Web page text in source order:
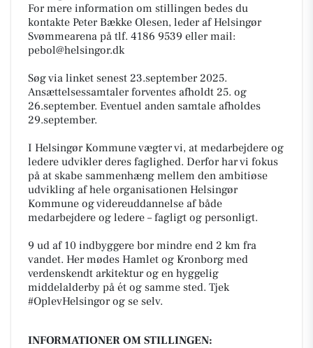
For mere information om stillingen bedes du
kontakte Peter Bække Olesen, leder af Helsingør
Svømmearena på tlf. 4186 9539 eller mail:
pebol@helsingor.dk
Søg via linket senest 23.september 2025.
Ansættelsessamtaler forventes afholdt 25. og
26.september. Eventuel anden samtale afholdes
29.september.
I Helsingør Kommune vægter vi, at medarbejdere og
ledere udvikler deres faglighed. Derfor har vi fokus
på at skabe sammenhæng mellem den ambitiøse
udvikling af hele organisationen Helsingør
Kommune og videreuddannelse af både
medarbejdere og ledere – fagligt og personligt.
9 ud af 10 indbyggere bor mindre end 2 km fra
vandet. Her mødes Hamlet og Kronborg med
verdenskendt arkitektur og en hyggelig
middelalderby på ét og samme sted. Tjek
#OplevHelsingor og se selv.
INFORMATIONER OM STILLINGEN: